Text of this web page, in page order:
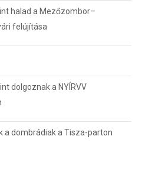
halad a Mezőzombor–
felújítása
dolgoznak a NYÍRVV
a dombrádiak a Tisza-parton